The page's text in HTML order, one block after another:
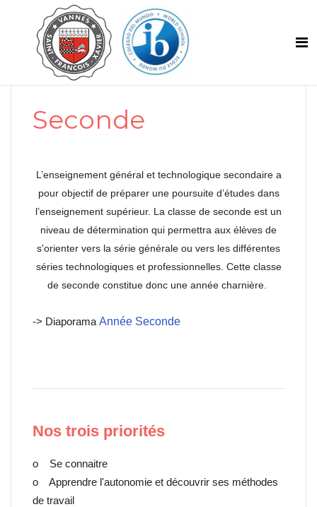
Seconde
L’enseignement général et technologique secondaire a
pour objectif de préparer une poursuite d’études dans
l’enseignement supérieur. La classe de seconde est un
niveau de détermination qui permettra aux élèves de
s'orienter vers la série générale ou vers les différentes
séries technologiques et professionnelles. Cette classe
de seconde constitue donc une année charnière.
-> Diaporama Année Seconde
Nos trois priorités
o Se connaitre
o Apprendre l'autonomie et découvrir ses méthodes
de travail